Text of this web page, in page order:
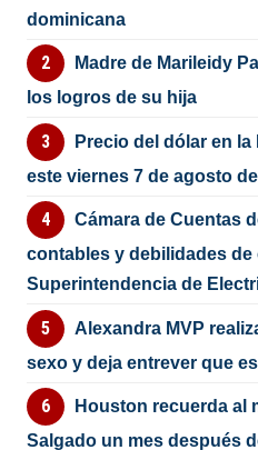
dominicana
Madre de Marileidy
los logros de su hija
Precio del dólar en
este viernes 7 de agosto
Cámara de Cuentas
contables y debilidades
Superintendencia de
Alexandra MVP
sexo y deja entrever que
Houston recuerda al
Salgado un mes después